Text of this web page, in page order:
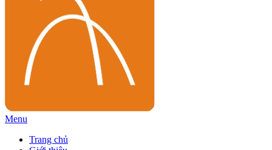
Menu
Trang chủ